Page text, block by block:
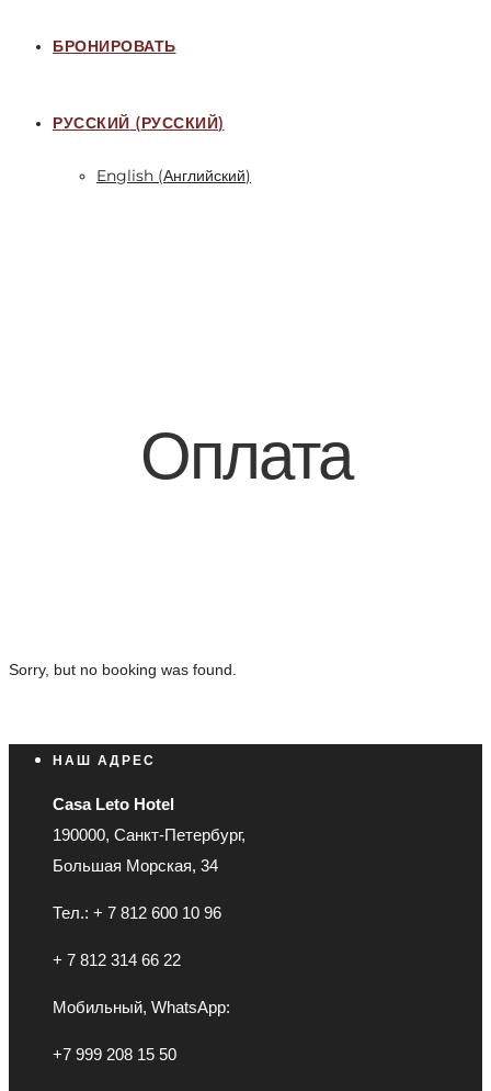
БРОНИРОВАТЬ
РУССКИЙ (РУССКИЙ)
English (Английский)
Оплата
Sorry, but no booking was found.
НАШ АДРЕС
Casa Leto Hotel
190000, Санкт-Петербург,
Большая Морская, 34
Тел.: + 7 812 600 10 96
+ 7 812 314 66 22
Мобильный, WhatsApp:
+7 999 208 15 50